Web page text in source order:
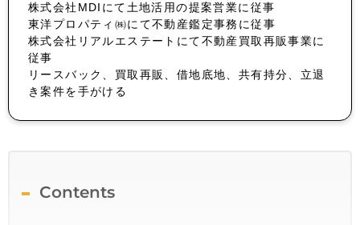
株式会社MDIにて土地活用の提案営業に従事
東洋プロパティ㈱にて不動産鑑定事務に従事
株式会社リアルエステートにて不動産買取再販事業に
従事
リースバック、買取再販、借地底地、共有持分、立退
き案件を手がける
Contents